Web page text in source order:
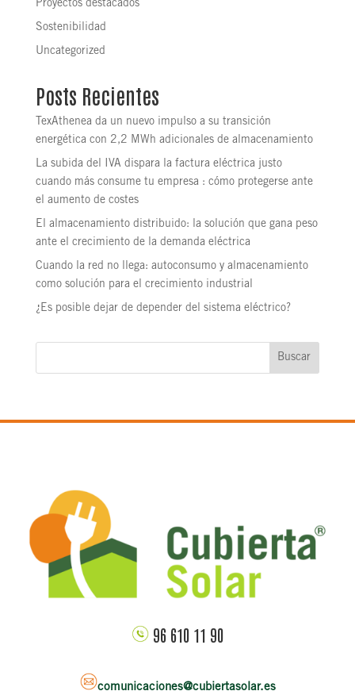
Proyectos destacados
Sostenibilidad
Uncategorized
Posts Recientes
TexAthenea da un nuevo impulso a su transición
energética con 2,2 MWh adicionales de almacenamiento
La subida del IVA dispara la factura eléctrica justo
cuando más consume tu empresa : cómo protegerse ante
el aumento de costes
El almacenamiento distribuido: la solución que gana peso
ante el crecimiento de la demanda eléctrica
Cuando la red no llega: autoconsumo y almacenamiento
como solución para el crecimiento industrial
¿Es posible dejar de depender del sistema eléctrico?
Buscar
96 610 11 90
comunicaciones@cubiertasolar.es